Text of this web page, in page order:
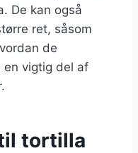
De kan også
ret, såsom
de
vigtig del af
tortilla